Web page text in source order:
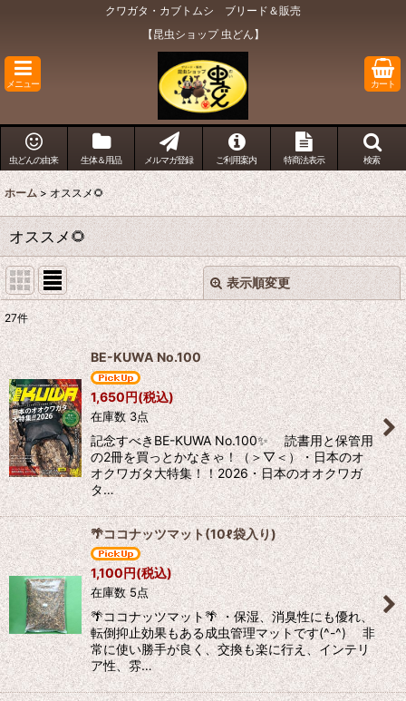
クワガタ・カブトムシ ブリード＆販売
【昆虫ショップ 虫どん】
メニュー カート
虫どんの由来 生体＆用品 メルマガ登録 ご利用案内 特商法表示 検索
ホーム > オススメ🌻
オススメ🌻
表示順変更
表示数:
在庫あり
並び順:
絞り込む
閉じる
27件
BE-KUWA No.100
1,650円(税込)
在庫数 3点
記念すべきBE-KUWA No.100✨ 読書用と保管用
の2冊を買っとかなきゃ！（＞▽＜）・日本のオ
オクワガタ大特集！！2026・日本のオオクワガ
タ…
🌴ココナッツマット(10ℓ袋入り)
1,100円(税込)
在庫数 5点
🌴ココナッツマット🌴 ・保湿、消臭性にも優れ、
転倒抑止効果もある成虫管理マットです(^-^) 非
常に使い勝手が良く、交換も楽に行え、インテリ
ア性、雰…